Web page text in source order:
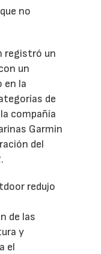
no
registró un
un
en la
de
compañía
Garmin
del
redujo
de las
y
el